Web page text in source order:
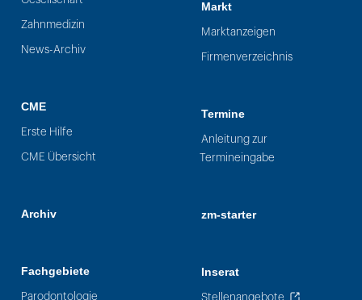
Zahnmedizin
News-Archiv
CME
Erste Hilfe
CME Übersicht
Archiv
Fachgebiete
Parodontologie
Markt
Marktanzeigen
Firmenverzeichnis
Termine
Anleitung zur
Termineingabe
zm-starter
Inserat
Stellenangebote